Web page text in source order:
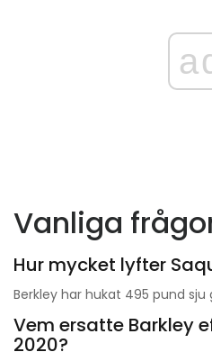
Vanliga
Hur mycket lyfter
Berkley har hukat 495 pund sju
Vem ersatte Barkley
2020?